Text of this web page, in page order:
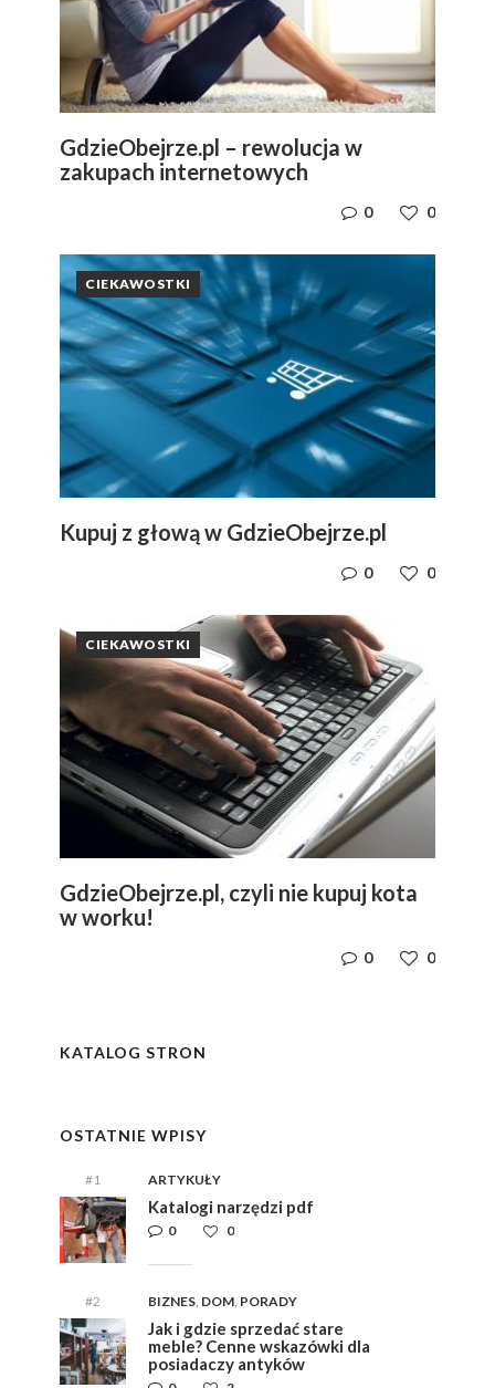
GdzieObejrze.pl – rewolucja w
zakupach internetowych
0
0
CIEKAWOSTKI
Kupuj z głową w GdzieObejrze.pl
0
0
CIEKAWOSTKI
GdzieObejrze.pl, czyli nie kupuj kota
w worku!
0
0
KATALOG STRON
OSTATNIE WPISY
#1 ARTYKUŁY
Katalogi narzędzi pdf
0
0
#2 BIZNES, DOM, PORADY
Jak i gdzie sprzedać stare
meble? Cenne wskazówki dla
posiadaczy antyków